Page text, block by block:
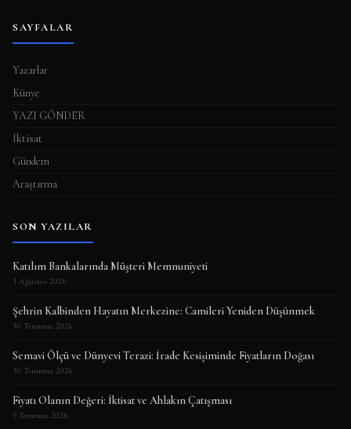
SAYFALAR
Yazarlar
Künye
YAZI GÖNDER
İktisat
Gündem
Araştırma
SON YAZILAR
Katılım Bankalarında Müşteri Memnuniyeti
3 Ağustos 2026
Şehrin Kalbinden Hayatın Merkezine: Camileri Yeniden Düşünmek
30 Temmuz 2026
Semavi Ölçü ve Dünyevi Terazi: İrade Kesişiminde Fiyatların Doğası
30 Temmuz 2026
Fiyatı Olanın Değeri: İktisat ve Ahlakın Çatışması
9 Temmuz 2026